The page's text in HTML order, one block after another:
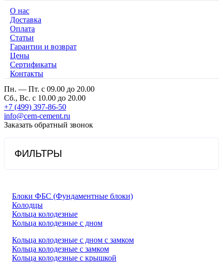
О нас
Доставка
Оплата
Cтатьи
Гарантии и возврат
Цены
Сертификаты
Контакты
Пн. — Пт. с 09.00 до 20.00
Сб., Вс. с 10.00 до 20.00
+7 (499) 397-86-50
info@cem-cement.ru
Заказать обратный звонок
ФИЛЬТРЫ
Блоки ФБС (Фундаментные блоки)
Колодцы
Кольца колодезные
Кольца колодезные с дном
Кольца колодезные с дном с замком
Кольца колодезные с замком
Кольца колодезные с крышкой